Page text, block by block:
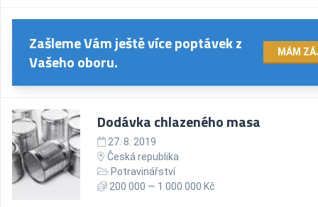
Zašleme Vám ještě více poptávek z
Vašeho oboru.
MÁM
Dodávka chlazeného masa
27. 8. 2019
Česká republika
Potravinářství
200 000 — 1 000 000 Kč